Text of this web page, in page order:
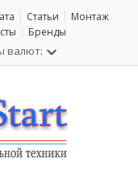
Статьи
Монтаж
Бренды
валют: